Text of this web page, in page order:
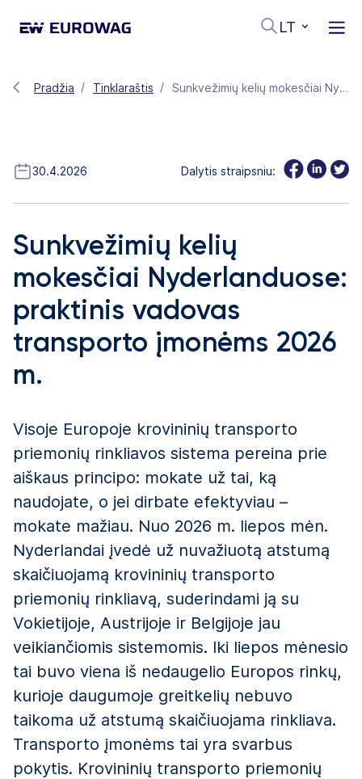
LT
Pradžia Tinklaraštis Sunkvežimių kelių mokesčiai Nyderlanduose: praktinis vadovas transporto įmonėms 2026 m.
30.4.2026 Dalytis straipsniu:
Sunkvežimių kelių
mokesčiai Nyderlanduose:
praktinis vadovas
transporto įmonėms 2026
m.
Visoje Europoje krovininių transporto
priemonių rinkliavos sistema pereina prie
aiškaus principo: mokate už tai, ką
naudojate, o jei dirbate efektyviau –
mokate mažiau. Nuo 2026 m. liepos mėn.
Nyderlandai įvedė už nuvažiuotą atstumą
skaičiuojamą krovininių transporto
priemonių rinkliavą, suderindami ją su
Vokietijoje, Austrijoje ir Belgijoje jau
veikiančiomis sistemomis. Iki liepos mėnesio
tai buvo viena iš nedaugelio Europos rinkų,
kurioje daugumoje greitkelių nebuvo
taikoma už atstumą skaičiuojama rinkliava.
Transporto įmonėms tai yra svarbus
pokytis. Krovininių transporto priemonių